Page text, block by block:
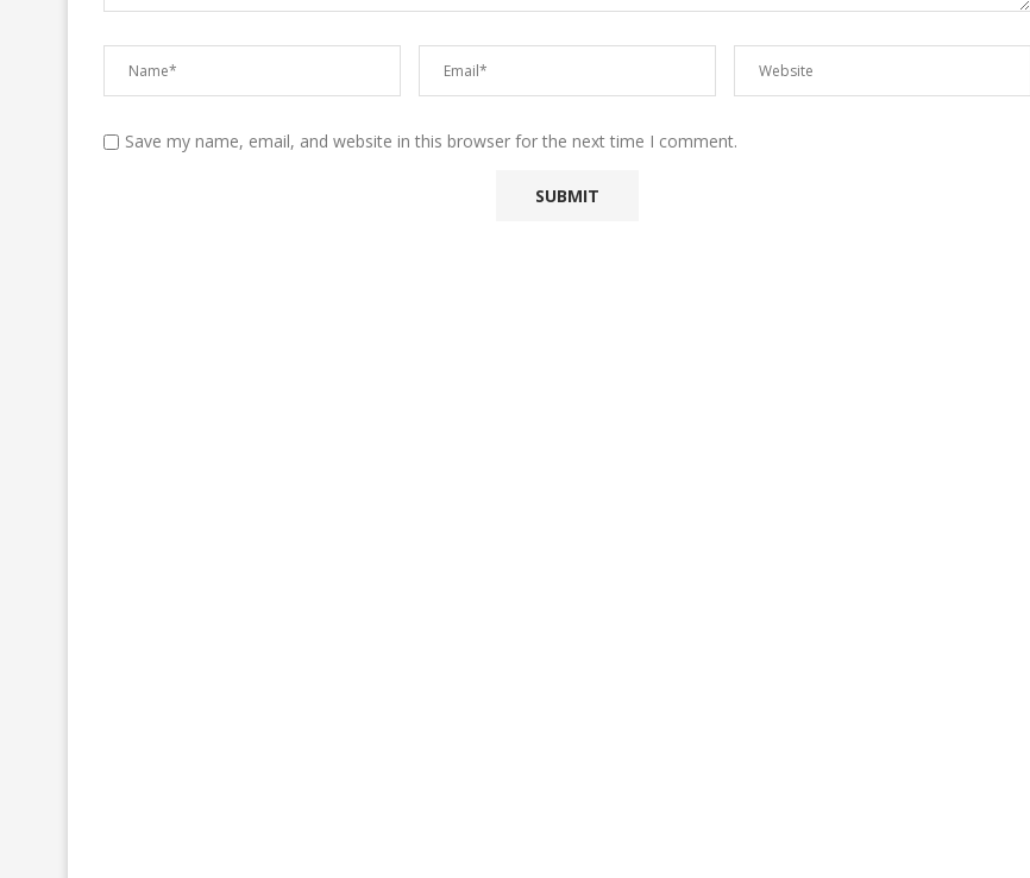
Save my name, email, and website in this browser for the next time I comment.